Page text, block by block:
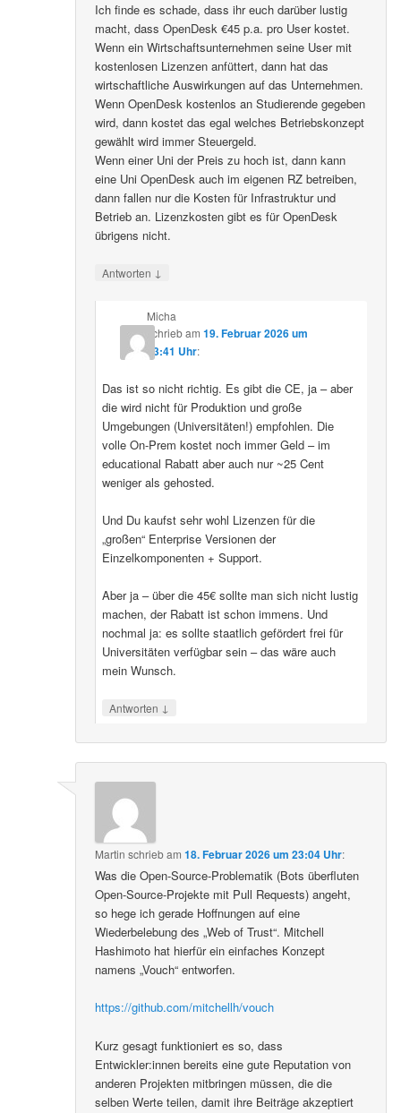
Ich finde es schade, dass ihr euch darüber lustig
macht, dass OpenDesk €45 p.a. pro User kostet.
Wenn ein Wirtschaftsunternehmen seine User mit
kostenlosen Lizenzen anfüttert, dann hat das
wirtschaftliche Auswirkungen auf das Unternehmen.
Wenn OpenDesk kostenlos an Studierende gegeben
wird, dann kostet das egal welches Betriebskonzept
gewählt wird immer Steuergeld.
Wenn einer Uni der Preis zu hoch ist, dann kann
eine Uni OpenDesk auch im eigenen RZ betreiben,
dann fallen nur die Kosten für Infrastruktur und
Betrieb an. Lizenzkosten gibt es für OpenDesk
übrigens nicht.
Antworten ↓
Micha
schriebam 19. Februar 2026 um
13:41 Uhr:
Das ist so nicht richtig. Es gibt die CE, ja – aber
die wird nicht für Produktion und große
Umgebungen (Universitäten!) empfohlen. Die
volle On-Prem kostet noch immer Geld – im
educational Rabatt aber auch nur ~25 Cent
weniger als gehosted.
Und Du kaufst sehr wohl Lizenzen für die
„großen“ Enterprise Versionen der
Einzelkomponenten + Support.
Aber ja – über die 45€ sollte man sich nicht lustig
machen, der Rabatt ist schon immens. Und
nochmal ja: es sollte staatlich gefördert frei für
Universitäten verfügbar sein – das wäre auch
mein Wunsch.
Antworten ↓
Martin schriebam18. Februar 2026 um 23:04 Uhr:
Was die Open-Source-Problematik (Bots überfluten
Open-Source-Projekte mit Pull Requests) angeht,
so hege ich gerade Hoffnungen auf eine
Wiederbelebung des „Web of Trust“. Mitchell
Hashimoto hat hierfür ein einfaches Konzept
namens „Vouch“ entworfen.
https://github.com/mitchellh/vouch
Kurz gesagt funktioniert es so, dass
Entwickler:innen bereits eine gute Reputation von
anderen Projekten mitbringen müssen, die die
selben Werte teilen, damit ihre Beiträge akzeptiert